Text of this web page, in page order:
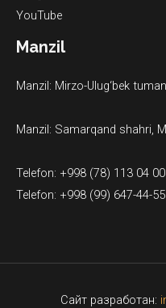
YouTube
Manzil
Manzil: Mirzo-Ulug‘bek
Manzil: Samarqand shahri,
Telefon: +998 (78) 113 04 00
Telefon: +998 (99) 647-44-55
Сайт разработан: